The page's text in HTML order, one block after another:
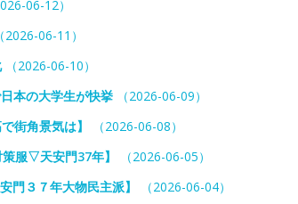
06-12）
2026-06-11）
（2026-06-10）
本の大学生が快挙 （2026-06-09）
街角景気は】
（2026-06-08）
服▽天安門37年】
（2026-06-05）
３７年大物民主派】
（2026-06-04）